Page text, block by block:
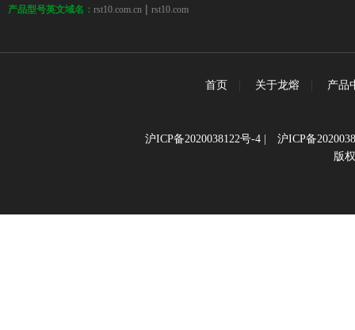
产品型号英文域名： rst10.com.cn | rst10.com
首页 | 关于龙熔 | 产品
沪ICP备2020038122号-4| 沪ICP备
版